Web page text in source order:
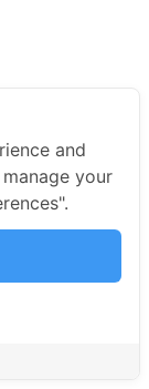
dapibus leo.
and
your